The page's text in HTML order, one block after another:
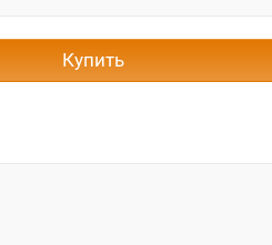
Купить